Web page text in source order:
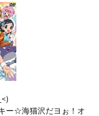
ー☆海猫沢だヨぉ！オ